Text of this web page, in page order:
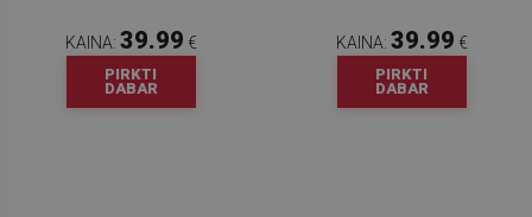
KAINA: 39.99 €
PIRKTI
DABAR
KAINA: 39.99 €
PIRKTI
DABAR